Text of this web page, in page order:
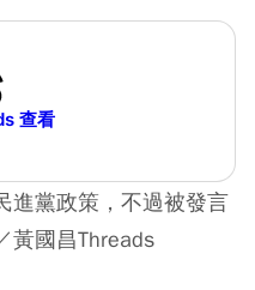
查看
進黨政策，不過被發言
黃國昌Threads